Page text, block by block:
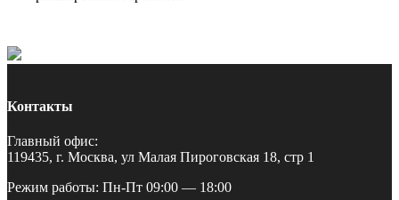
Контакты
Главный офис:
119435, г. Москва, ул Малая Пироговская 18, стр 1
Режим работы: Пн-Пт 09:00 — 18:00